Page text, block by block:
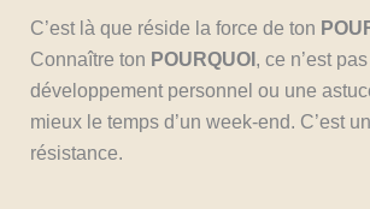
C’est là que réside la force de ton
Connaître ton POURQUOI , ce n’est
développement personnel ou une
mieux le temps d’un week-end. C’est
résistance.